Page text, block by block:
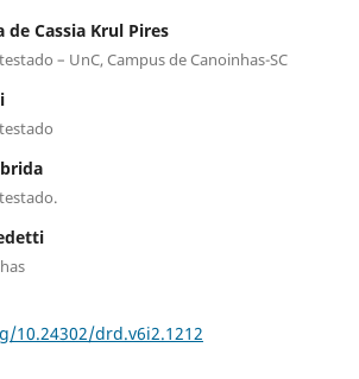
de Cassia Krul Pires
– UnC, Campus de Canoinhas-SC
10.24302/drd.v6i2.1212